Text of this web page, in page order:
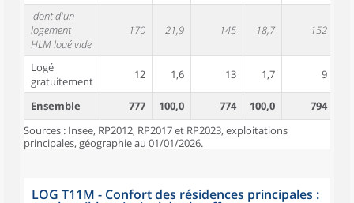
dont d'un
logement
HLM loué vide
170 21,9 145 18,7 152
Logé
gratuitement
12 1,6 13 1,7 9
Ensemble 777 100,0 774 100,0 794
Sources : Insee, RP2012, RP2017 et RP2023, exploitations
principales, géographie au 01/01/2026.
LOG T11M - Confort des résidences principales :